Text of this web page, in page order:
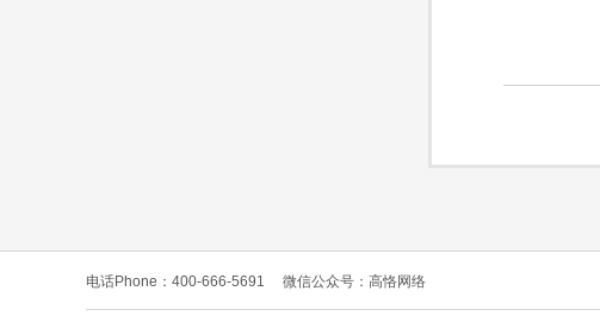
电话Phone：400-666-5691 微信公众号：高恪网络